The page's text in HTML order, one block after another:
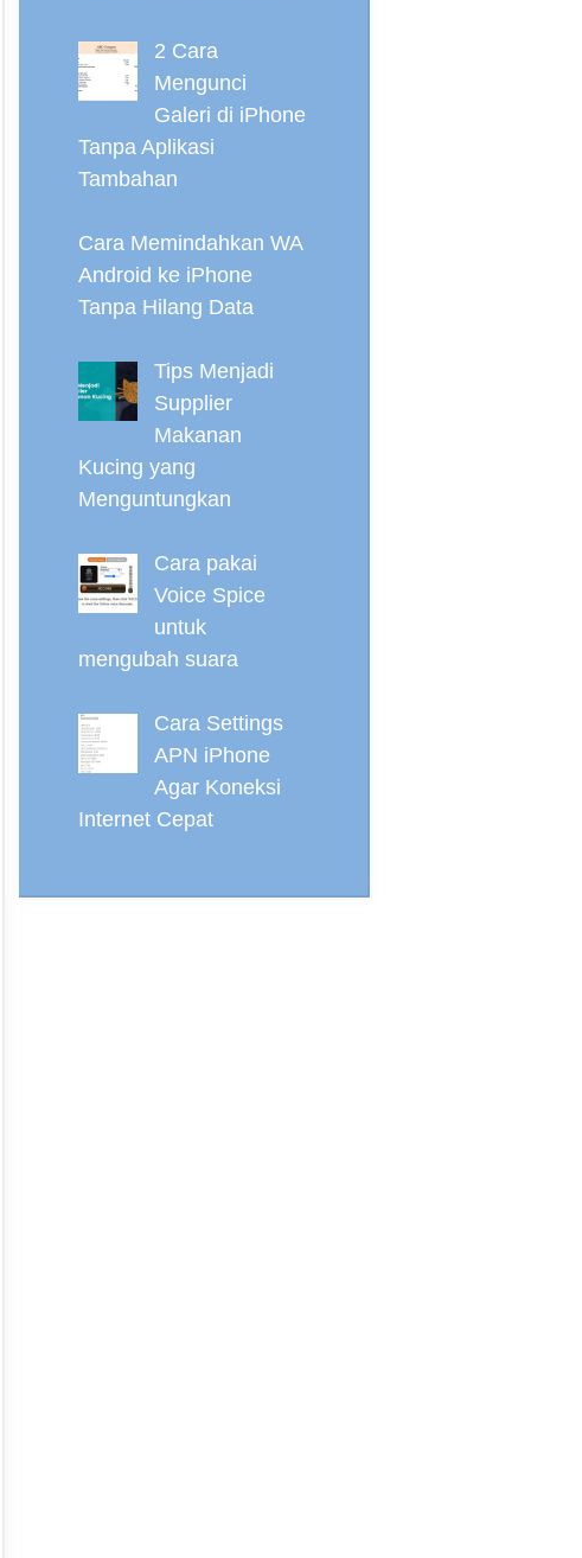
2 Cara
Mengunci
Galeri di iPhone
Tanpa Aplikasi
Tambahan
Cara Memindahkan WA
Android ke iPhone
Tanpa Hilang Data
Tips Menjadi
Supplier
Makanan
Kucing yang
Menguntungkan
Cara pakai
Voice Spice
untuk
mengubah suara
Cara Settings
APN iPhone
Agar Koneksi
Internet Cepat